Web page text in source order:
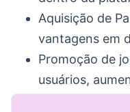
Aquisição de
vantagens em
Promoção de
usuários,